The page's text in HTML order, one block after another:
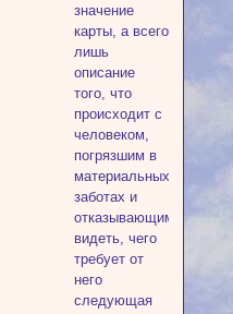
значение
карты, а всего
лишь
описание
того, что
происходит с
человеком,
погрязшим в
материальных
заботах и
отказывающимся
видеть, чего
требует от
него
следующая